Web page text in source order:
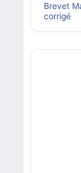
Brevet
corrigé